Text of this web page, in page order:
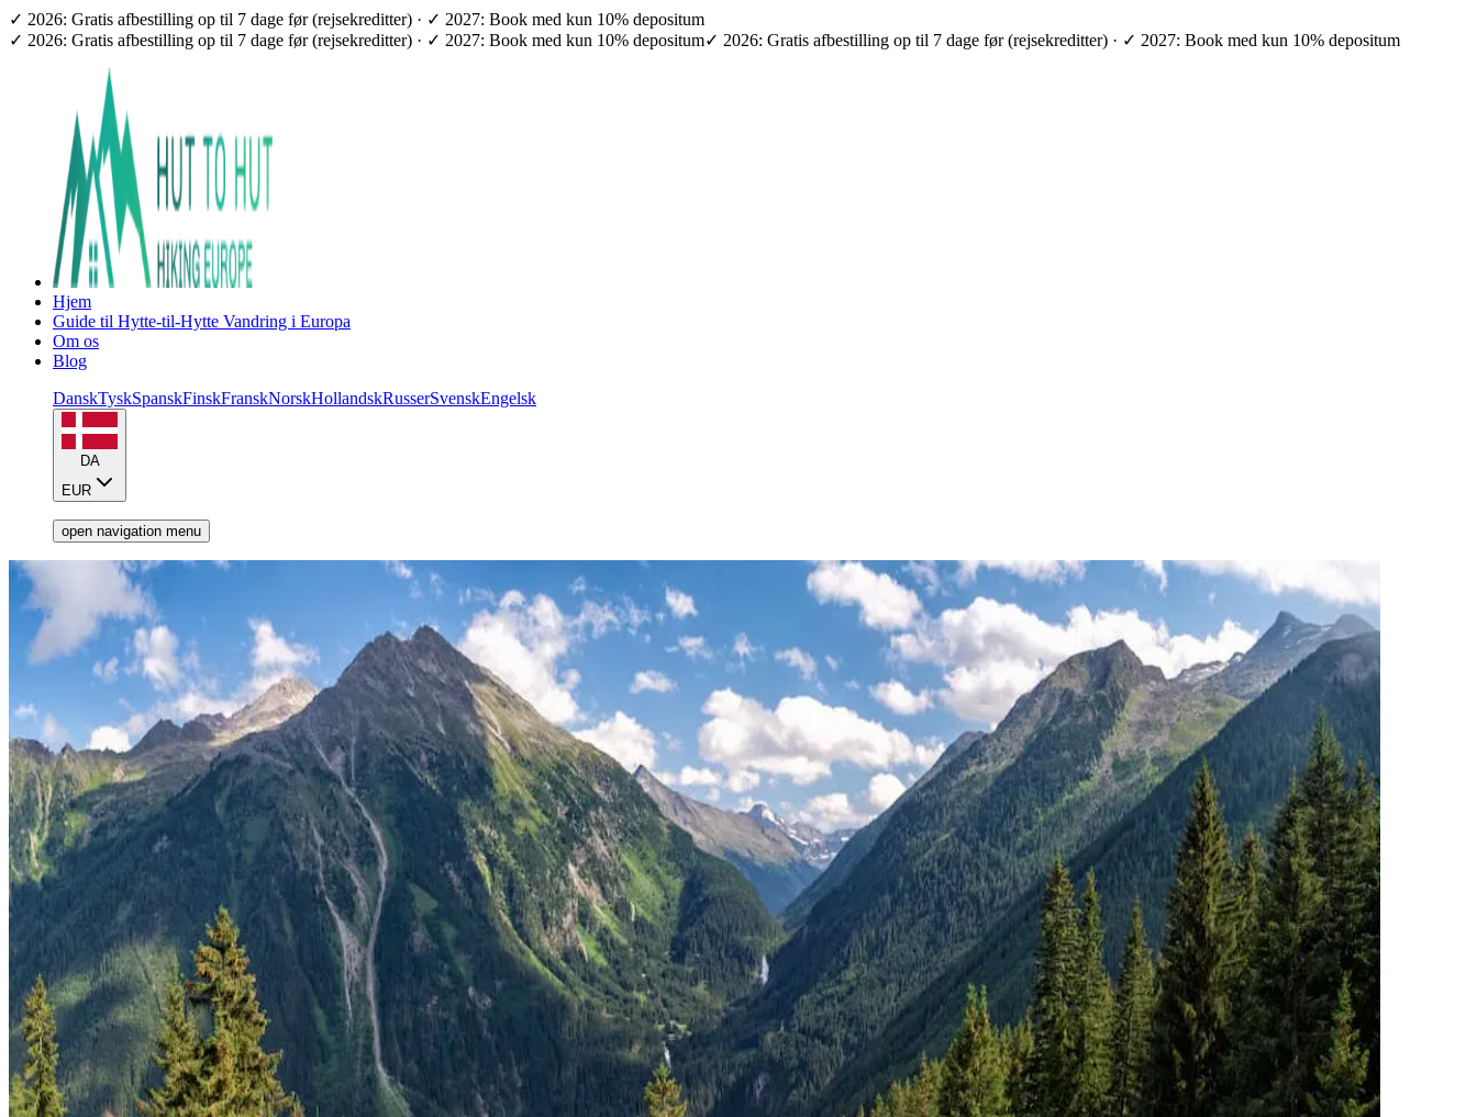
✓ 2026: Gratis afbestilling op til 7 dage før (rejsekreditter) · ✓ 2027: Book med kun 10% depositum
✓ 2026: Gratis afbestilling op til 7 dage før (rejsekreditter) · ✓ 2027: Book med kun 10% depositum✓ 2026: Gratis afbestilling op til 7 dage før (rejsekreditter) · ✓ 2027: Book med kun 10% depositum
Hjem
Guide til Hytte-til-Hytte Vandring i Europa
Om os
Blog
DanskTyskSpanskFinskFranskNorskHollandskRusserSvenskEngelsk
DA
EUR
open navigation menu